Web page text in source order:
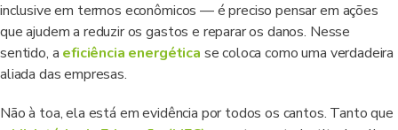
inclusive em termos econômicos — é preciso pensar em ações
que ajudem a reduzir os gastos e reparar os danos. Nesse
sentido, a eficiência energética se coloca como uma verdadeira
aliada das empresas.
Não à toa, ela está em evidência por todos os cantos. Tanto que